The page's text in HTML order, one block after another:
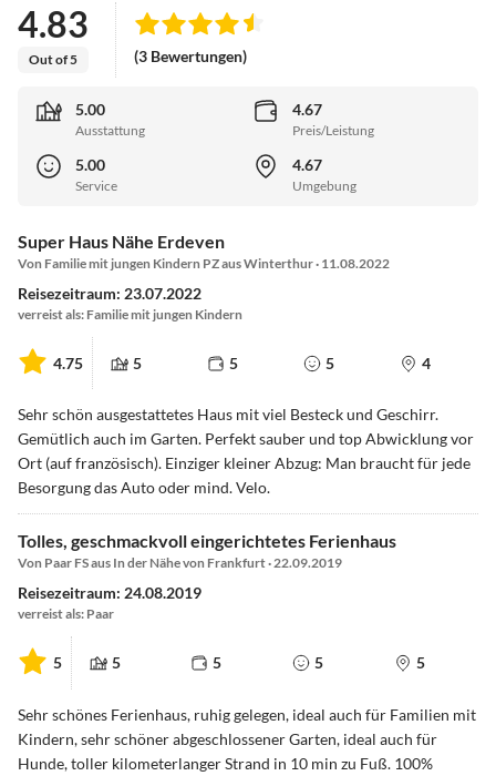
4.83
Out of 5 (3 Bewertungen)
5.00
Ausstattung
4.67
Preis/Leistung
5.00
Service
4.67
Umgebung
Super Haus Nähe Erdeven
Von Familie mit jungen Kindern PZ aus Winterthur · 11.08.2022
Reisezeitraum: 23.07.2022
verreist als: Familie mit jungen Kindern
4.75 5 5 5 4
Sehr schön ausgestattetes Haus mit viel Besteck und Geschirr.
Gemütlich auch im Garten. Perfekt sauber und top Abwicklung vor
Ort (auf französisch). Einziger kleiner Abzug: Man braucht für jede
Besorgung das Auto oder mind. Velo.
Tolles, geschmackvoll eingerichtetes Ferienhaus
Von Paar FS aus In der Nähe von Frankfurt · 22.09.2019
Reisezeitraum: 24.08.2019
verreist als: Paar
5 5 5 5 5
Sehr schönes Ferienhaus, ruhig gelegen, ideal auch für Familien mit
Kindern, sehr schöner abgeschlossener Garten, ideal auch für
Hunde, toller kilometerlanger Strand in 10 min zu Fuß. 100%